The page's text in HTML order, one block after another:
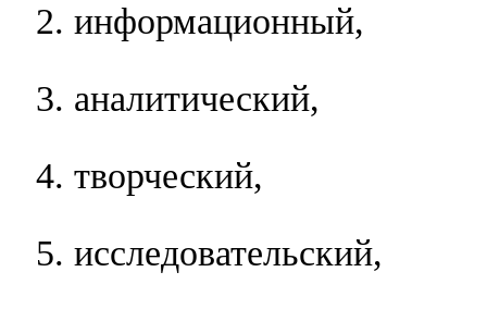
информационный,
аналитический,
творческий,
исследовательский,